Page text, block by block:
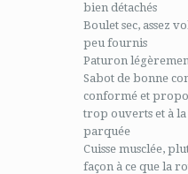
bien détachés
Boulet sec, assez
peu fournis
Paturon
Sabot de bonne
conformé et
trop ouverts et à
parquée
Cuisse musclée,
façon à ce que la